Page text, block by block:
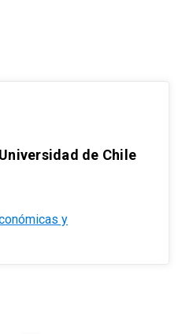
de Chile
y